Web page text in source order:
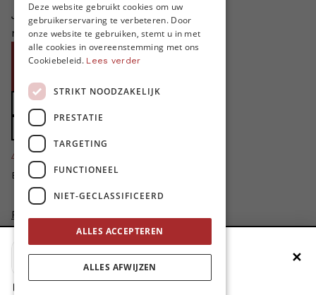
Je helpt ons groeien. MO* bestaat
niet zonder jouw steun!
Doe een gift
Zet MO* in uw testament
4424
Bedankt voor jullie steun!
Privacybeleid
Disclaimer
AI Charter
Cookievoorkeuren aanpassen
site by
Voeg MO* toe aan je beginscherm ✕
1. Druk op de deelknop
ENGLISH
Deze website gebruikt cookies om uw
gebruikerservaring te verbeteren. Door
onze website te gebruiken, stemt u in met
alle cookies in overeenstemming met ons
Cookiebeleid. Lees verder
STRIKT NOODZAKELIJK
PRESTATIE
TARGETING
FUNCTIONEEL
NIET-GECLASSIFICEERD
ALLES ACCEPTEREN
ALLES AFWIJZEN